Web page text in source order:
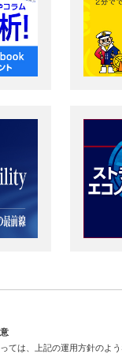
ては、上記の運用方針のよ